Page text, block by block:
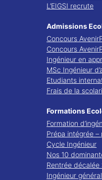
L’EIGSI recrute
Admissions
Concours
Concours
Ingénieur en
MSc Ingénieur
Etudiants
Frais de la
Formations
Formation
Prépa intégrée –
Cycle Ingénieur
Nos 10
Rentrée décalée
Ingénieur